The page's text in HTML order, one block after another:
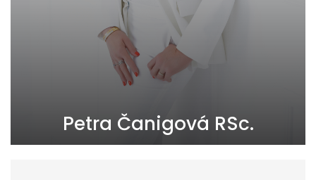
Petra Čanigová RSc.